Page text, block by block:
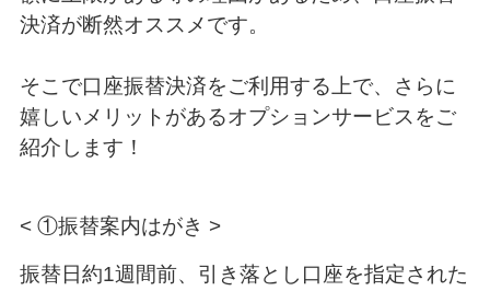
決済が断然オススメです。
そこで口座振替決済をご利用する上で、さらに
嬉しいメリットがあるオプションサービスをご
紹介します！
< ①振替案内はがき >
振替日約1週間前、引き落とし口座を指定された